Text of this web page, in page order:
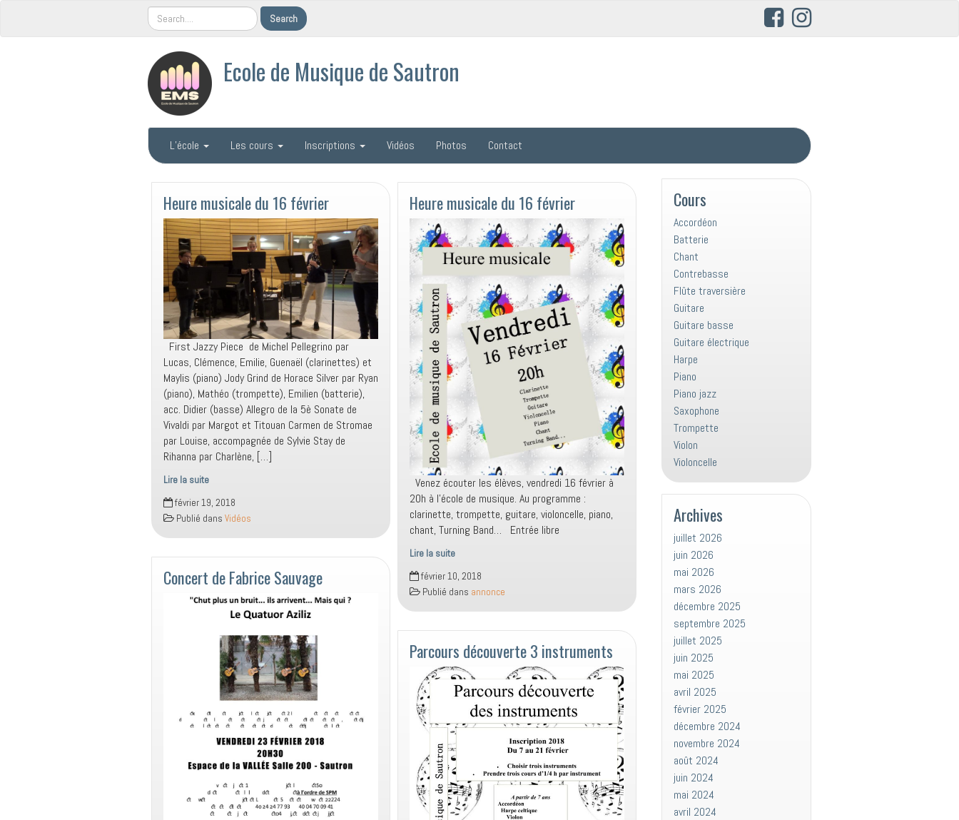
Ecole de Musique de Sautron
L’école Les cours Inscriptions Vidéos Photos Contact
Heure musicale du 16 février
First Jazzy Piece de Michel Pellegrino par
Lucas, Clémence, Emilie, Guenaël (clarinettes) et
Maylis (piano) Jody Grind de Horace Silver par Ryan
(piano), Mathéo (trompette), Emilien (batterie),
acc. Didier (basse) Allegro de la 5è Sonate de
Vivaldi par Margot et Titouan Carmen de Stromae
par Louise, accompagnée de Sylvie Stay de
Rihanna par Charlène, […]
Lire la suite
Heure
musicale
du
16
février
février 19, 2018
Publié dans Vidéos
Concert de Fabrice Sauvage
Heure musicale du 16 février
Venez écouter les élèves, vendredi 16 février à
20h à l’école de musique. Au programme :
clarinette, trompette, guitare, violoncelle, piano,
chant, Turning Band… Entrée libre
Lire la suite
Heure
musicale
du
16
février
février 10, 2018
Publié dans annonce
Parcours découverte 3 instruments
Cours
Accordéon
Batterie
Chant
Contrebasse
Flûte traversière
Guitare
Guitare basse
Guitare électrique
Harpe
Piano
Piano jazz
Saxophone
Trompette
Violon
Violoncelle
Archives
juillet 2026
juin 2026
mai 2026
mars 2026
décembre 2025
septembre 2025
juillet 2025
juin 2025
mai 2025
avril 2025
février 2025
décembre 2024
novembre 2024
août 2024
juin 2024
mai 2024
avril 2024